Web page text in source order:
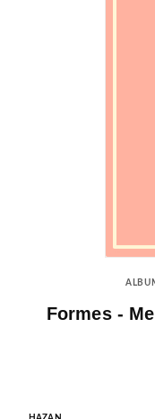
Formes -